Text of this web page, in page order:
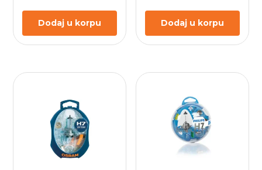
Dodaj u korpu Dodaj u korpu